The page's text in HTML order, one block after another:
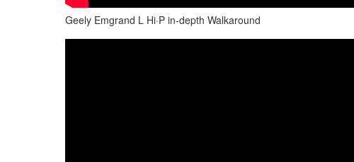
Geely Emgrand L Hi·P in-depth Walkaround